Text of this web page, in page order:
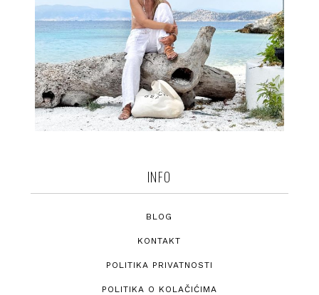
INFO
BLOG
KONTAKT
POLITIKA PRIVATNOSTI
POLITIKA O KOLAČIĆIMA